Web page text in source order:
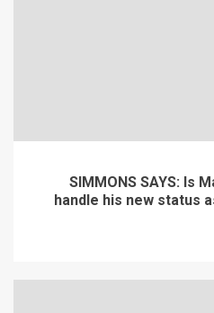
SIMMONS SAYS: Is
handle his new status